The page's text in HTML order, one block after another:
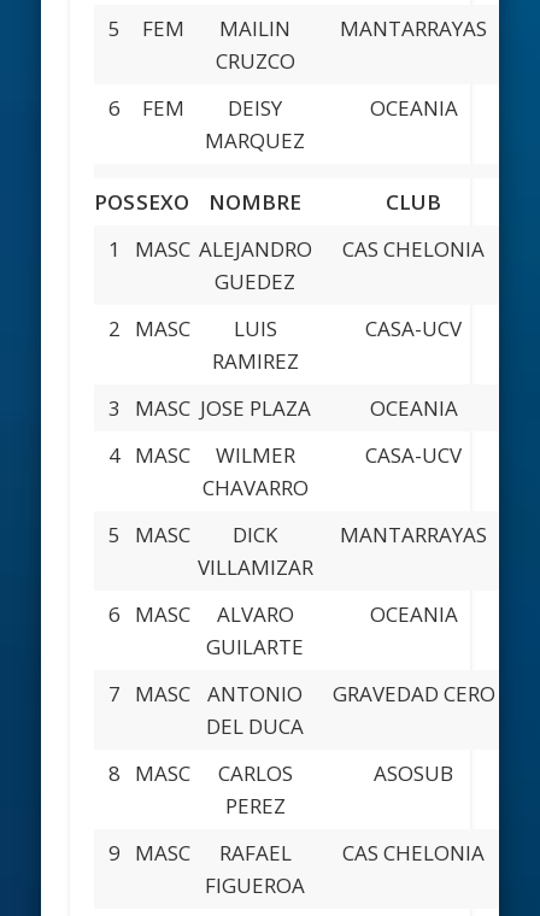
5 FEM
MAILIN
CRUZCO
MANTARRAYAS
6 FEM
DEISY
MARQUEZ
OCEANIA
POSSEXO NOMBRE CLUB
1
MASC ALEJANDRO
GUEDEZ
CAS CHELONIA
2 MASC
LUIS
RAMIREZ
CASA-UCV
3
MASC JOSE PLAZA OCEANIA
4 MASC
WILMER
CHAVARRO
CASA-UCV
5
MASC
DICK
VILLAMIZAR
MANTARRAYAS
6 MASC
ALVARO
GUILARTE
OCEANIA
7 MASC
ANTONIO
DEL DUCA
GRAVEDAD CERO
8 MASC
CARLOS
PEREZ
ASOSUB
9 MASC
RAFAEL
FIGUEROA
CAS CHELONIA